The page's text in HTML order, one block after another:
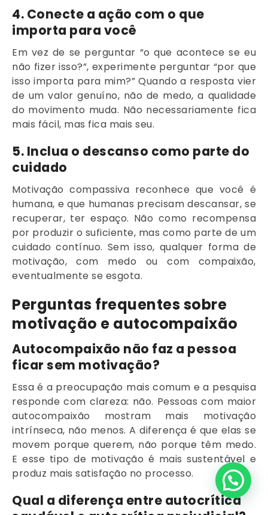
4. Conecte a ação com o que
importa para você
Em vez de se perguntar “o que acontece se eu
não fizer isso?”, experimente perguntar “por que
isso importa para mim?” Quando a resposta vier
de um valor genuíno, não de medo, a qualidade
do movimento muda. Não necessariamente fica
mais fácil, mas fica mais seu.
5. Inclua o descanso como parte do
cuidado
Motivação compassiva reconhece que você é
humana, e que humanas precisam descansar, se
recuperar, ter espaço. Não como recompensa
por produzir o suficiente, mas como parte de um
cuidado contínuo. Sem isso, qualquer forma de
motivação, com medo ou com compaixão,
eventualmente se esgota.
Perguntas frequentes sobre
motivação e autocompaixão
Autocompaixão não faz a pessoa
ficar sem motivação?
Essa é a preocupação mais comum e a pesquisa
responde com clareza: não. Pessoas com maior
autocompaixão mostram mais motivação
intrínseca, não menos. A diferença é que elas se
movem porque querem, não porque têm medo.
E esse tipo de motivação é mais sustentável e
produz mais satisfação no processo.
Qual a diferença entre autocrítica
Clique aqui para falar direto comigo